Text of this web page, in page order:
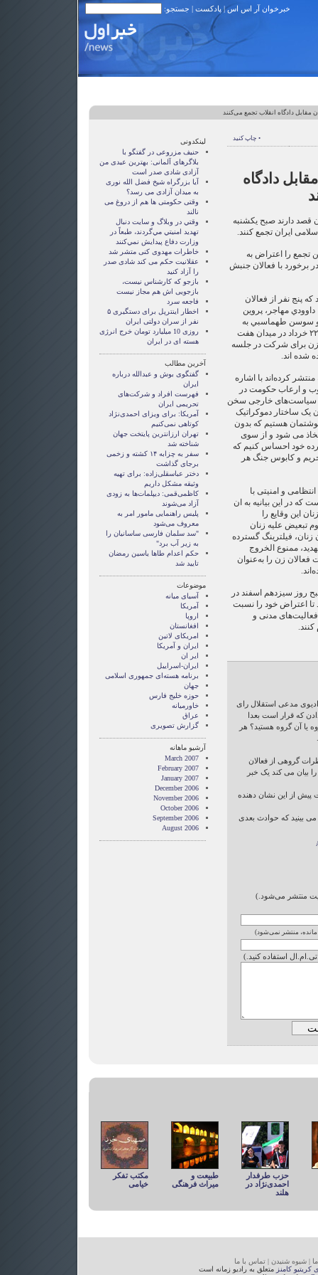
خبرخوان آر اس اس| پادکست | جستجو:
مقابل دادگاه انقلاب تجمع می‌کنند
• چاپ کنید
دادگاه
قصد دارند صبح یکشنبه
ایران تجمع کنند.
تجمع را اعتراض به
برخورد با فعالان جنبش
پنج نفر از فعالان
مهاجر، پروين
و سوسن طهماسبي به
اتهام دعوت به تجمع مسالمت‎آميز ۲۲ خرداد در ميدان هفت
زن برای شرکت در جلسه
شده اند.
کرده‌اند با اشاره
و ارعاب حکومت در
سیاست‌های خارجی سخن
يک ساختار دموکراتيک
هستيم که بدون
می شود و از سوی
خود احساس کنيم که
و کابوس جنگ هر
و امنیتی با
که در این بیانیه به ان
این وقایع را
تبعيض عليه زنان
زنان، فیلترینگ گسترده
ممنوع الخروج
فعالان زن را به‌عنوان
صبح روز سیزدهم اسفند در
تا اعتراض خود را نسبت
فعاليت‌های مدنی و
مدعی استقلال رای
که قرار است بعدا
یا آن گروه هستید؟ هر
گروهی از فعالان
بیان می کند یک خبر
پیش از این نشان دهنده
می بینید که حوادث بعدی
منتشر می‌شود.)
مانده، منتشر نمی‌شود)
استفاده کنید.)
لینکدونی
حنیف مزروعی در گفتگو با
بلاگرهای آلمانی: بهترین عیدی من
آزادی شادی صدر است
آيا بزرگراه شيخ فضل الله نوری
به ميدان آزادی می رسد؟
وقتی حکومتی ها هم از دروغ می
نالند
وقتي در وبلاگ و سايت دنبال
تهديد امنيتي مي‌گردند، طبعاً در
وزارت دفاع پيدايش نمي‌كنند
خاطرات مهدوی كنی متشر شد
عقلانيت حکم می کند شادی صدر
را آزاد کنيد
بازجو که کارشناس نیست،
بازجویی اش هم مجاز نیست
فاجعه سرد
اخطار اینترپل برای دستگیری ۵
نفر از سران دولتی ایران
روزی 10 ميليارد تومان خرج انرژی
هسته ای در ايران
آخرین مطالب
گفتگوی بوش و عبدالله درباره
ایران
فهرست افراد و شرکت‌های
تحریمی ایران
آمریکا: برای ویزای احمدی‌نژاد
کوتاهی نمی‌کنیم
تهران ارزانترین پایتخت جهان
شناخته شد
سفر به چزابه ۱۴ کشته و زخمی
برجای گذاشت
دختر عباسقلی‌زاده: برای تهیه
وثیقه مشکل داریم
کاظمی‌قمی: دیپلمات‌ها به زودی
آزاد می‌شوند
پلیس راهنمایی مامور امر به
معروف می‌شود
"سد سلمان فارسی ساسانیان را
به زیر آب برد"
حکم اعدام طاها یاسین رمضان
تایید شد
موضوعات
آسيای ميانه
آمریکا
اروپا
افغانستان
امریکای لاتین
ايران و آمريکا
ایر ان
ایران-اسراییل
برنامه هسته‌ای جمهوری اسلامی
جهان
حوزه خلیج فارس
خاورمیانه
عراق
گزارش تصويری
آرشیو ماهانه
March 2007
February 2007
January 2007
December 2006
November 2006
October 2006
September 2006
August 2006
حزب طرفدار
احمدی‌نژاد در
هلند
طبیعت و
میراث فرهنگی
مکتب تفكر
خيامی
|شیوه شنیدن |تماس با ما
کریتیو کامنز متعلق به رادیو زمانه است